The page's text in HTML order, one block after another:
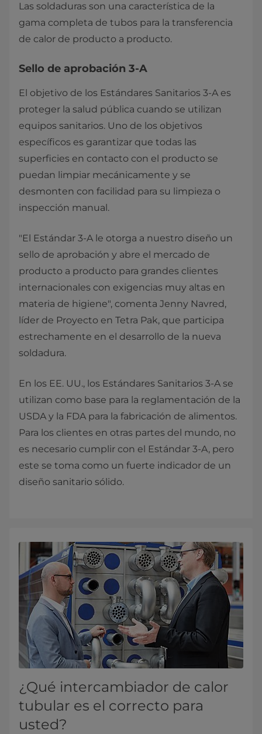
Las soldaduras son una característica de la
gama completa de tubos para la transferencia
de calor de producto a producto.
Sello de aprobación 3-A
El objetivo de los Estándares Sanitarios 3-A es
proteger la salud pública cuando se utilizan
equipos sanitarios. Uno de los objetivos
específicos es garantizar que todas las
superficies en contacto con el producto se
puedan limpiar mecánicamente y se
desmonten con facilidad para su limpieza o
inspección manual.
"El Estándar 3-A le otorga a nuestro diseño un
sello de aprobación y abre el mercado de
producto a producto para grandes clientes
internacionales con exigencias muy altas en
materia de higiene", comenta Jenny Navred,
líder de Proyecto en Tetra Pak, que participa
estrechamente en el desarrollo de la nueva
soldadura.
En los EE. UU., los Estándares Sanitarios 3-A se
utilizan como base para la reglamentación de la
USDA y la FDA para la fabricación de alimentos.
Para los clientes en otras partes del mundo, no
es necesario cumplir con el Estándar 3-A, pero
este se toma como un fuerte indicador de un
diseño sanitario sólido.
¿Qué intercambiador de calor
tubular es el correcto para
usted?